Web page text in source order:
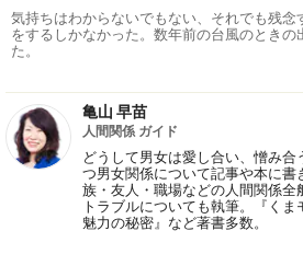
気持ちはわからないでもない、それでも残念
をするしかなかった。数年前の台風のときの
た。
亀山 早苗
人間関係 ガイド
どうして男女は愛し合い、憎み
つ男女関係について記事や本に書
族・友人・職場などの人間関係
トラブルについても執筆。『く
魅力の秘密』など著書多数。